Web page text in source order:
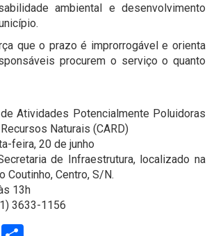
ambiental e desenvolvimento
que o prazo é improrrogável e orienta
procurem o serviço o quanto
Atividades Potencialmente Poluidoras
Naturais (CARD)
feira, 20 de junho
de Infraestrutura, localizado na
Coutinho, Centro, S/N.
13h
3633-1156